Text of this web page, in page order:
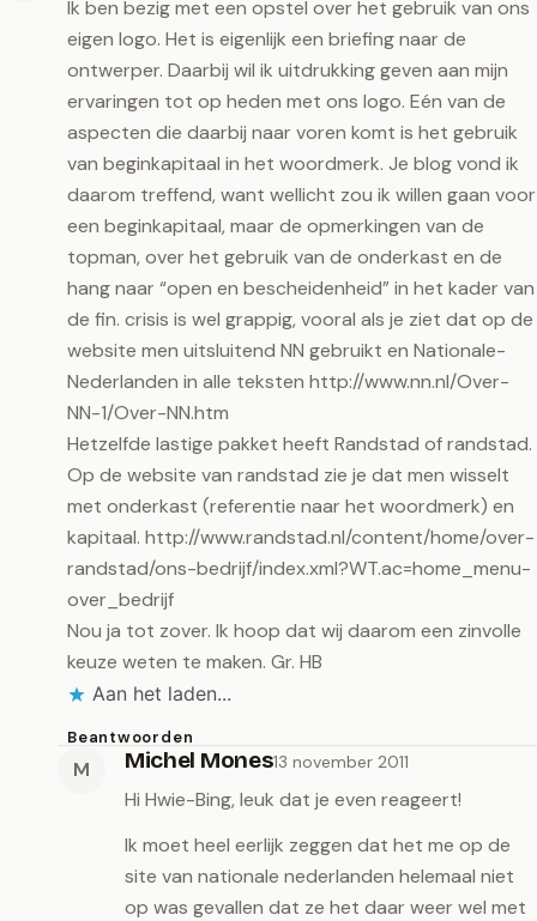
Ik ben bezig met een opstel over het gebruik van ons
eigen logo. Het is eigenlijk een briefing naar de
ontwerper. Daarbij wil ik uitdrukking geven aan mijn
ervaringen tot op heden met ons logo. Eén van de
aspecten die daarbij naar voren komt is het gebruik
van beginkapitaal in het woordmerk. Je blog vond ik
daarom treffend, want wellicht zou ik willen gaan voor
een beginkapitaal, maar de opmerkingen van de
topman, over het gebruik van de onderkast en de
hang naar “open en bescheidenheid” in het kader van
de fin. crisis is wel grappig, vooral als je ziet dat op de
website men uitsluitend NN gebruikt en Nationale-
Nederlanden in alle teksten http://www.nn.nl/Over-
NN-1/Over-NN.htm
Hetzelfde lastige pakket heeft Randstad of randstad.
Op de website van randstad zie je dat men wisselt
met onderkast (referentie naar het woordmerk) en
kapitaal. http://www.randstad.nl/content/home/over-
randstad/ons-bedrijf/index.xml?WT.ac=home_menu-
over_bedrijf
Nou ja tot zover. Ik hoop dat wij daarom een zinvolle
keuze weten te maken. Gr. HB
Aan het laden...
Beantwoorden
M Michel Mones13 november 2011
Hi Hwie-Bing, leuk dat je even reageert!
Ik moet heel eerlijk zeggen dat het me op de
site van nationale nederlanden helemaal niet
op was gevallen dat ze het daar weer wel met